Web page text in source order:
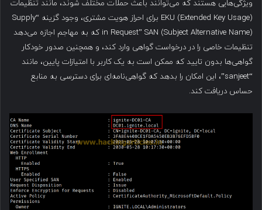
ویژگی‌هایی هستند که می‌توانند باعث حملات مختلف شوند، مانند تنظیمات
EKU (Extended Key Usage) برای احراز هویت مشتری، وجود گزینه “Supply
in Request” SAN (Subject Alternative Name) که به مهاجم اجازه می‌دهد
تنظیمات خاصی را در درخواست گواهی وارد کند، و همچنین صدور خودکار
گواهی‌ها بدون تایید که ممکن است به یک کاربر با امتیازات پایین، مانند
“sanjeet”، این امکان را بدهد که گواهی‌نامه‌ای برای دسترسی به منابع
حساس دریافت کند.